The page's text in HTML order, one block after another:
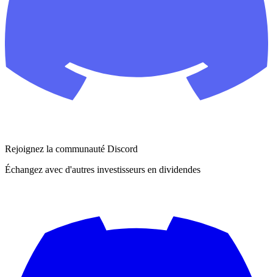
Rejoignez la communauté Discord
Échangez avec d'autres investisseurs en dividendes